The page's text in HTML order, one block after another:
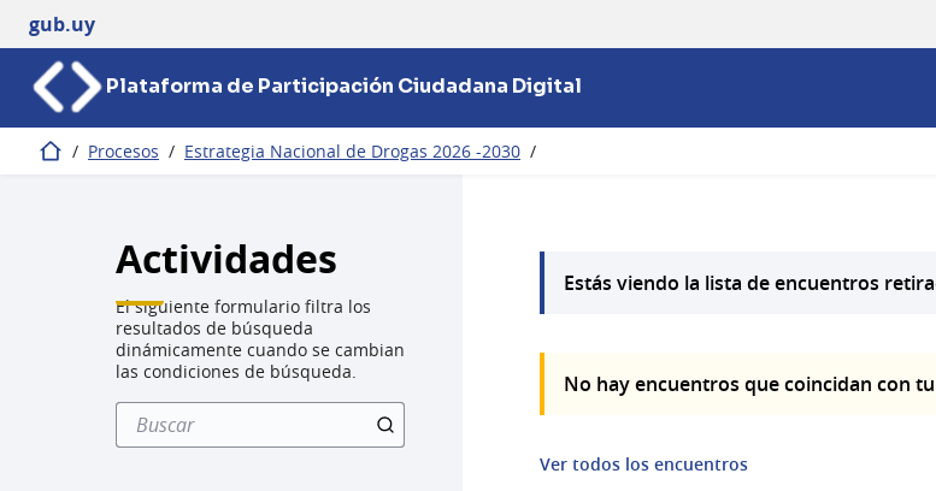
gub.uy
Plataforma de Participación Ciudadana Digital
Inicio / Procesos / Estrategia Nacional de Drogas 2026 -2030 /
Actividades
El siguiente formulario filtra los
resultados de búsqueda
dinámicamente cuando se cambian
las condiciones de búsqueda.
Estás viendo la lista de encuentros
No hay encuentros que coincidan con
Ver todos los encuentros